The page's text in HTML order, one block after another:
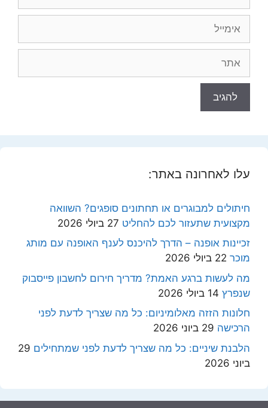
עלו לאחרונה באתר:
חיתולים למבוגרים או תחתונים סופגים? השוואה
מקצועית שתעזור לכם להחליט 27 ביולי 2026
זכיינות אופנה – הדרך להיכנס לענף האופנה עם מותג
מוכר 22 ביולי 2026
מה לעשות ברגע האמת? מדריך חירום לחשבון פייסבוק
שנפרץ 14 ביולי 2026
חלונות הזזה מאלומיניום: כל מה שצריך לדעת לפני
הרכישה 29 ביוני 2026
הלבנת שיניים: כל מה שצריך לדעת לפני שמתחילים 29
ביוני 2026